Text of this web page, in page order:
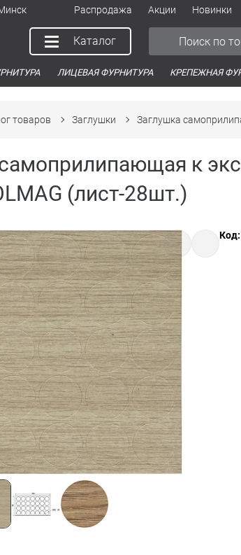
Распродажа Акции Новинки
Каталог
ЛИЦЕВАЯ ФУРНИТУРА КРЕПЕЖНАЯ
товаров Заглушки Заглушка
к
(лист-28шт.)